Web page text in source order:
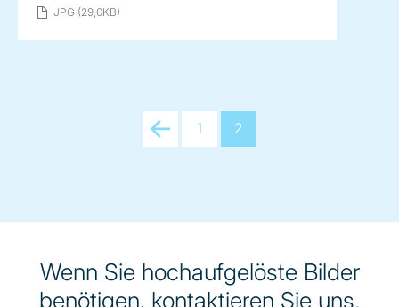
JPG (29,0KB)
Prev
1 2
Wenn Sie hochaufgelöste Bilder
benötigen, kontaktieren Sie uns.